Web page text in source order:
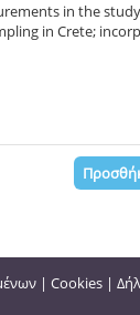
in the
in Crete;
| Cookies |